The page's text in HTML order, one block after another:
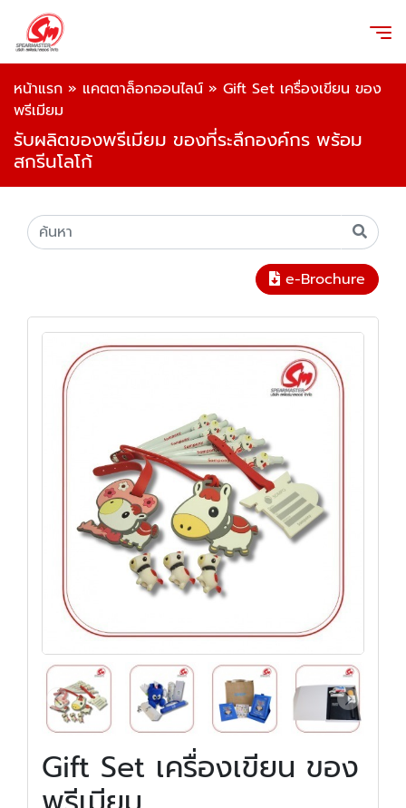
หน้าแรก » แคตตาล็อกออนไลน์ » Gift Set เครื่องเขียน ของ
พรีเมียม
รับผลิตของพรีเมียม ของที่ระลึกองค์กร พร้อม
สกรีนโลโก้
e-Brochure
Gift Set เครื่องเขียน ของ